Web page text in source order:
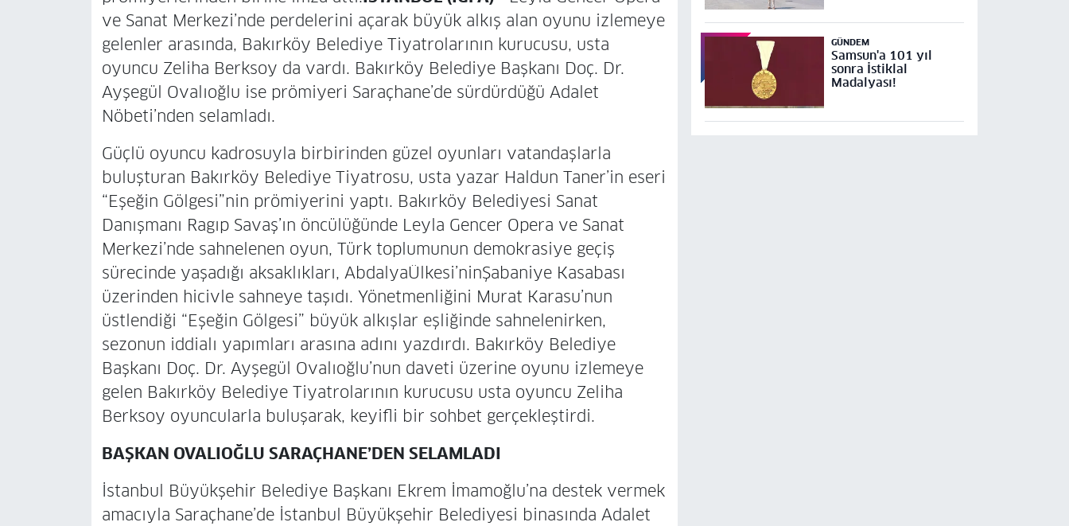
ve Sanat Merkezi’nde perdelerini açarak büyük alkış alan oyunu izlemeye
gelenler arasında, Bakırköy Belediye Tiyatrolarının kurucusu, usta
oyuncu Zeliha Berksoy da vardı. Bakırköy Belediye Başkanı Doç. Dr.
Ayşegül Ovalıoğlu ise prömiyeri Saraçhane’de sürdürdüğü Adalet
Nöbeti’nden selamladı.
Güçlü oyuncu kadrosuyla birbirinden güzel oyunları vatandaşlarla
buluşturan Bakırköy Belediye Tiyatrosu, usta yazar Haldun Taner’in eseri
“Eşeğin Gölgesi”nin prömiyerini yaptı. Bakırköy Belediyesi Sanat
Danışmanı Ragıp Savaş’ın öncülüğünde Leyla Gencer Opera ve Sanat
Merkezi’nde sahnelenen oyun, Türk toplumunun demokrasiye geçiş
sürecinde yaşadığı aksaklıkları, AbdalyaÜlkesi’ninŞabaniye Kasabası
üzerinden hicivle sahneye taşıdı. Yönetmenliğini Murat Karasu’nun
üstlendiği “Eşeğin Gölgesi” büyük alkışlar eşliğinde sahnelenirken,
sezonun iddialı yapımları arasına adını yazdırdı. Bakırköy Belediye
Başkanı Doç. Dr. Ayşegül Ovalıoğlu’nun daveti üzerine oyunu izlemeye
gelen Bakırköy Belediye Tiyatrolarının kurucusu usta oyuncu Zeliha
Berksoy oyuncularla buluşarak, keyifli bir sohbet gerçekleştirdi.
BAŞKAN OVALIOĞLU SARAÇHANE’DEN SELAMLADI
İstanbul Büyükşehir Belediye Başkanı Ekrem İmamoğlu’na destek vermek
amacıyla Saraçhane’de İstanbul Büyükşehir Belediyesi binasında Adalet
GÜNDEM
Samsun'a 101 yıl
sonra İstiklal
Madalyası!